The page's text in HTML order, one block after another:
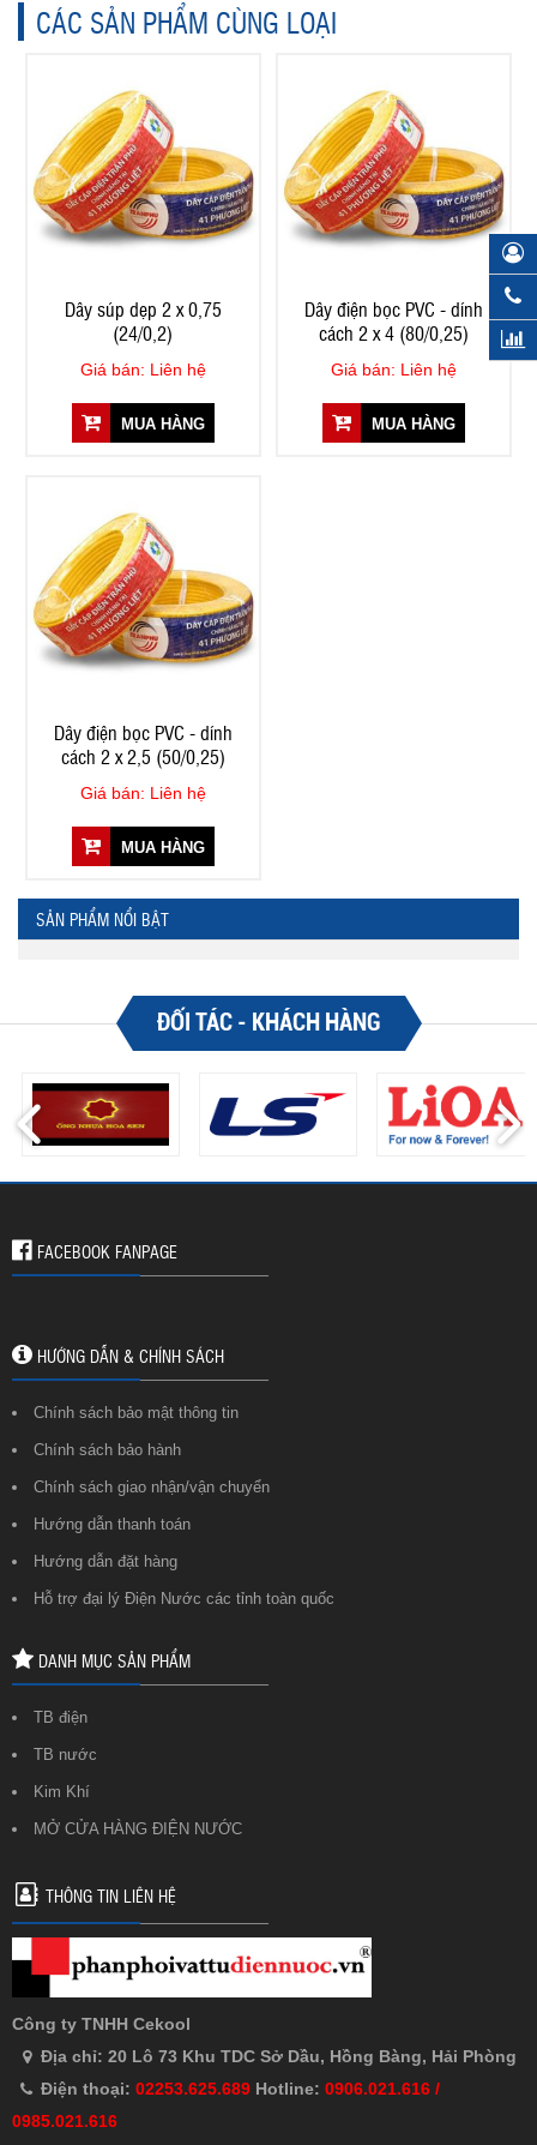
CÁC SẢN PHẨM CÙNG LOẠI
Dây súp dẹp 2 x 0,75
(24/0,2)
Giá bán: Liên hệ
MUA HÀNG
Dây điện bọc PVC - dính
cách 2 x 4 (80/0,25)
Giá bán: Liên hệ
MUA HÀNG
Dây điện bọc PVC - dính
cách 2 x 2,5 (50/0,25)
Giá bán: Liên hệ
MUA HÀNG
SẢN PHẨM NỔI BẬT
ĐỐI TÁC - KHÁCH HÀNG
FACEBOOK FANPAGE
HƯỚNG DẪN & CHÍNH SÁCH
Chính sách bảo mật thông tin
Chính sách bảo hành
Chính sách giao nhận/vận chuyển
Hướng dẫn thanh toán
Hướng dẫn đặt hàng
Hỗ trợ đại lý Điện Nước các tỉnh toàn quốc
DANH MỤC SẢN PHẨM
TB điện
TB nước
Kim Khí
MỞ CỬA HÀNG ĐIỆN NƯỚC
THÔNG TIN LIÊN HỆ
Công ty TNHH Cekool
Địa chỉ: 20 Lô 73 Khu TDC Sở Dầu, Hồng Bàng, Hải Phòng
Điện thoại: 02253.625.689 Hotline: 0906.021.616 /
0985.021.616